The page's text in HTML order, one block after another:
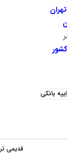
بانکی
قدیمی تر